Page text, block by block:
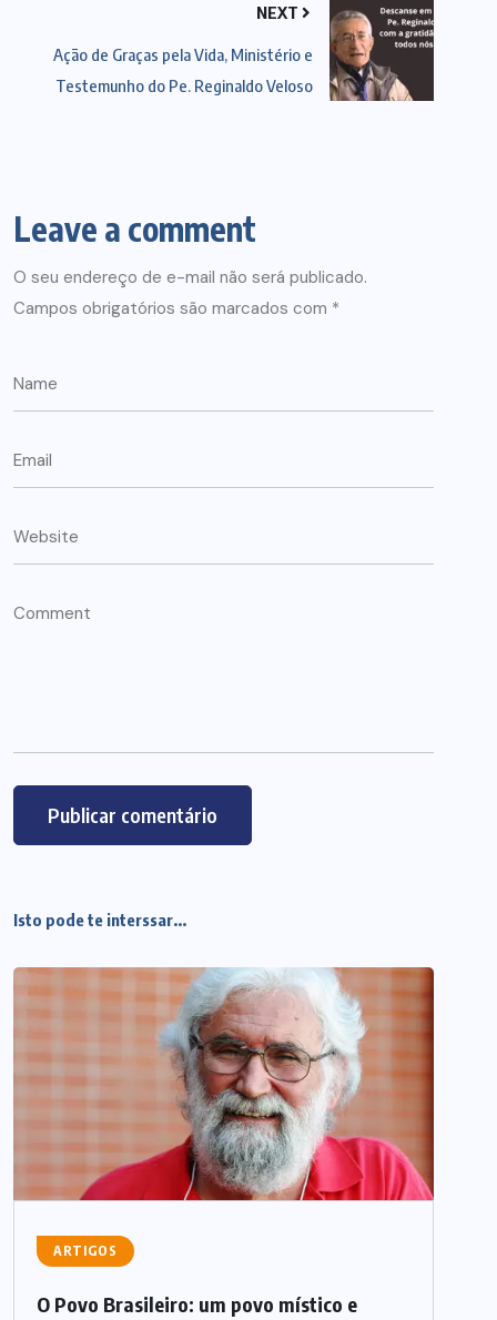
NEXT
Ação de Graças pela Vida, Ministério e
Testemunho do Pe. Reginaldo Veloso
Leave a comment
O seu endereço de e-mail não será publicado.
Campos obrigatórios são marcados com *
Isto pode te interssar...
ARTIGOS
O Povo Brasileiro: um povo místico e